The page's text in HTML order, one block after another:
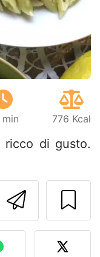
776 Kcal
ricco di gusto.
Invia
la
l'autore
di